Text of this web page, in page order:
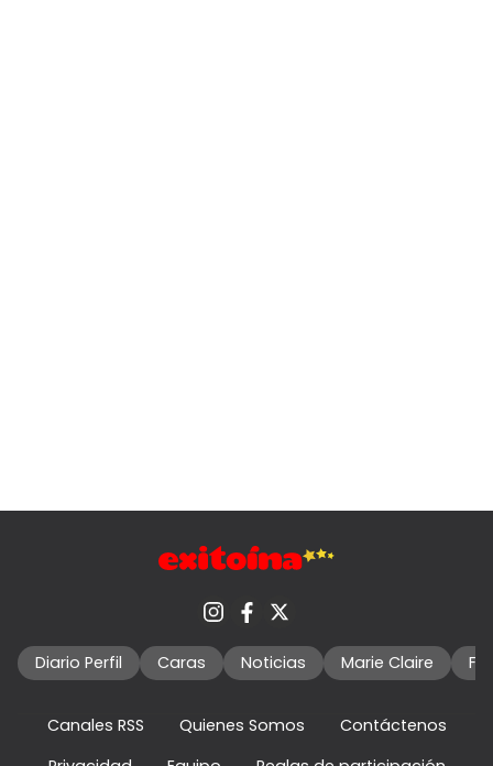
Diario Perfil Caras Noticias Marie Claire
Canales RSS Quienes Somos
Contáctenos